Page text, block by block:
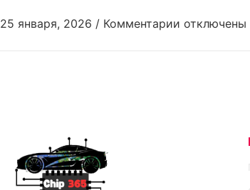
25 января, 2026 / Комментарии отключены